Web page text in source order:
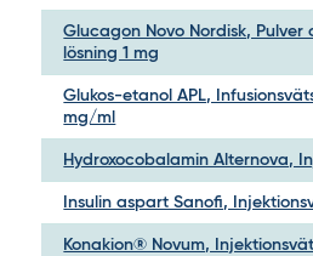
Glucagon Novo Nordisk,
lösning 1 mg
Glukos-etanol APL,
mg/ml
Hydroxocobalamin Alternova,
Insulin aspart Sanofi,
Konakion® Novum,